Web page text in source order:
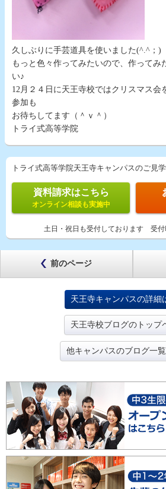
久しぶりに手芸道具を使いました(^.^；)
もっと色々作ってみたいので、作ってみ
い♪
12月２４日に天王寺校ではクリスマス会
参加も
お待ちしてます（＾ｖ＾）
トライ式高等学院
トライ式高等学院天王寺キャンパスのご見
資料請求はこちら
オンライン相談も実施中
土日・祝日も受付しております 受付
前のページ
天王寺キャンパスの詳細
天王寺校ブログのトップ
他キャンパスのブログ一